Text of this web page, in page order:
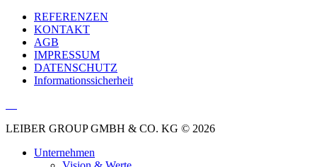
REFERENZEN
KONTAKT
AGB
IMPRESSUM
DATENSCHUTZ
Informationssicherheit
LEIBER GROUP GMBH & CO. KG © 2026
Unternehmen